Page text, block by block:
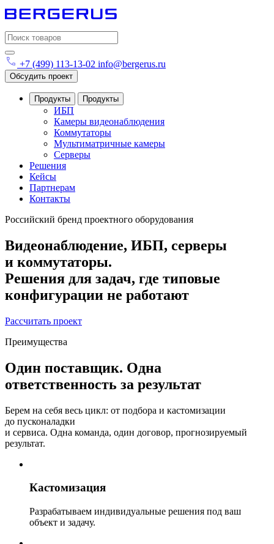
Search
for:
+7 (499) 113-13-02 info@bergerus.ru
Обсудить проект
Продукты Продукты
ИБП
Камеры видеонаблюдения
Коммутаторы
Мультиматричные камеры
Серверы
Решения
Кейсы
Партнерам
Контакты
Российский бренд проектного оборудования
Видеонаблюдение, ИБП, серверы
и коммутаторы.
Решения для задач, где типовые
конфигурации не работают
Рассчитать проект
Преимущества
Один поставщик. Одна
ответственность за результат
Берем на себя весь цикл: от подбора и кастомизации
до пусконаладки
и сервиса. Одна команда, один договор, прогнозируемый
результат.
Кастомизация
Разрабатываем индивидуальные решения под ваш
объект и задачу.